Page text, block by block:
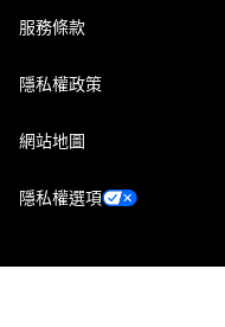
服務條款
隱私權政策
網站地圖
隱私權選項